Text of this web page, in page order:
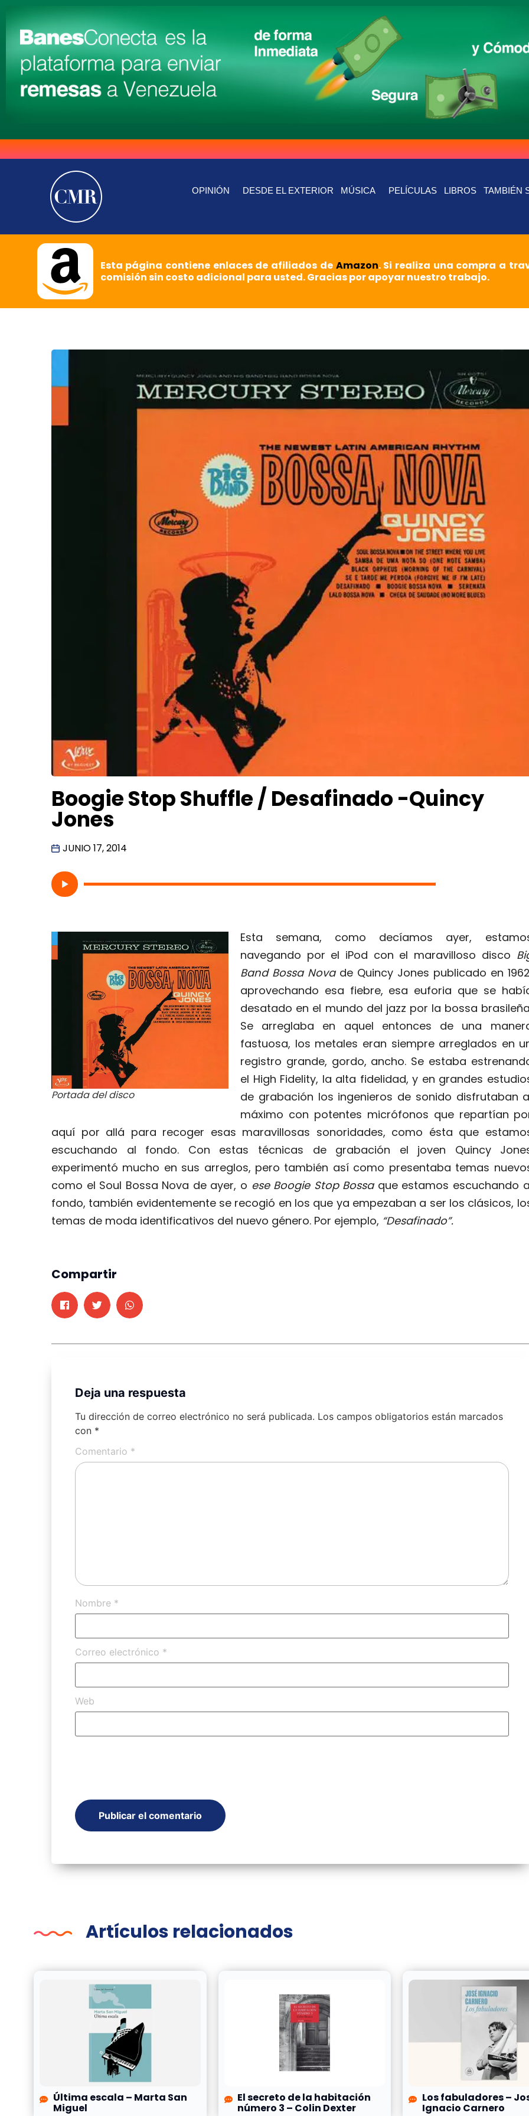
OPINIÓN DESDE EL EXTERIOR MÚSICA PELÍCULAS LIBROS TAMBIÉN
Esta página contiene enlaces de afiliados de Amazon. Si realiza una compra a
comisión sin costo adicional para usted. Gracias por apoyar nuestro trabajo.
Boogie Stop Shuffle / Desafinado -Quincy
Jones
JUNIO 17, 2014
Portada del disco
Esta semana, como decíamos ayer,
navegando por el iPod con el maravilloso disco
Band Bossa Nova de Quincy Jones publicado en
aprovechando esa fiebre, esa euforia que se
desatado en el mundo del jazz por la bossa
Se arreglaba en aquel entonces de una
fastuosa, los metales eran siempre arreglados en
registro grande, gordo, ancho. Se estaba
el High Fidelity, la alta fidelidad, y en grandes
de grabación los ingenieros de sonido disfrutaban
máximo con potentes micrófonos que repartían
aquí por allá para recoger esas maravillosas sonoridades, como ésta que
escuchando al fondo. Con estas técnicas de grabación el joven Quincy
experimentó mucho en sus arreglos, pero también así como presentaba temas
como el Soul Bossa Nova de ayer, o ese Boogie Stop Bossaque estamos escuchando
fondo, también evidentemente se recogió en los que ya empezaban a ser los clásicos,
temas de moda identificativos del nuevo género. Por ejemplo, “Desafinado”.
Compartir
Deja una respuesta
Tu dirección de correo electrónico no será publicada. Los campos obligatorios están marcados
con *
Comentario *
Nombre *
Correo electrónico *
Web
Artículos relacionados
Última escala – Marta San
Miguel
El secreto de la habitación
número 3 – Colin Dexter
Los fabuladores –
Ignacio Carnero